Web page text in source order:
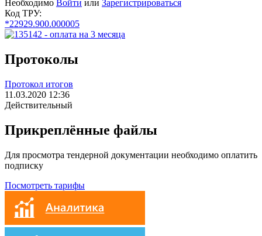
Необходимо Войти или Зарегистрироваться
Код ТРУ:
*22929.900.000005
Протоколы
Протокол итогов
11.03.2020 12:36
Действительный
Прикреплённые файлы
Для просмотра тендерной документации необходимо оплатить
подписку
Посмотреть тарифы